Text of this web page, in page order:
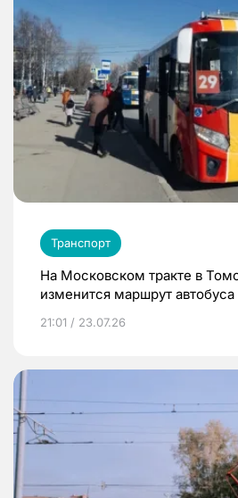
Транспорт
На Московском тракте в
изменится маршрут
21:01 / 23.07.26